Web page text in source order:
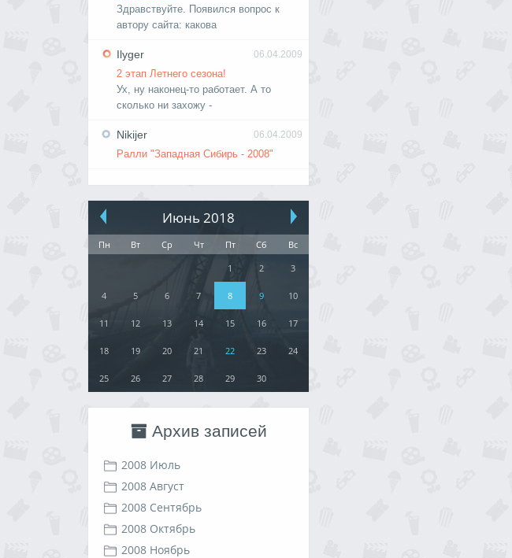
Здравствуйте. Появился вопрос к
автору сайта: какова
06.04.2009
Ilyger
2 этап Летнего сезона!
Ух, ну наконец-то работает. А то
сколько ни захожу -
06.04.2009
Nikijer
Ралли "Западная Сибирь - 2008"
Июнь 2018
Пн Вт Ср Чт Пт Сб
Вс
1
2 3
4 5 6 7 8 9 10
11 12 13 14 15 16 17
18 19 20 21 22 23 24
25 26 27 28 29 30
Архив записей
2008 Июль
2008 Август
2008 Сентябрь
2008 Октябрь
2008 Ноябрь